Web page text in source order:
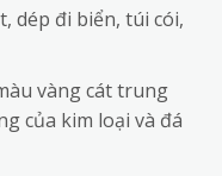
dép đi biển, túi cói,
vàng cát trung
của kim loại và đá